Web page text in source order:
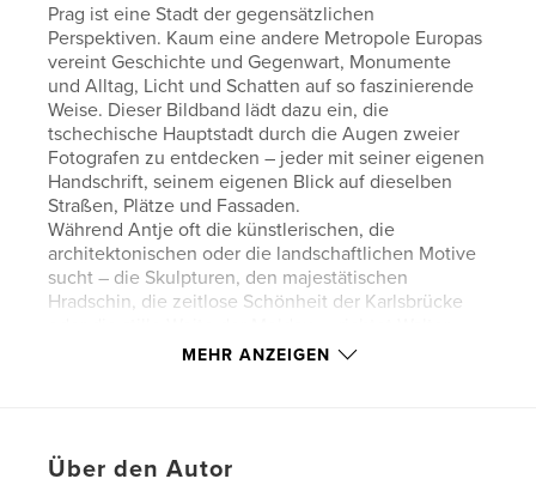
Prag ist eine Stadt der gegensätzlichen
Perspektiven. Kaum eine andere Metropole Europas
vereint Geschichte und Gegenwart, Monumente
und Alltag, Licht und Schatten auf so faszinierende
Weise. Dieser Bildband lädt dazu ein, die
tschechische Hauptstadt durch die Augen zweier
Fotografen zu entdecken – jeder mit seiner eigenen
Handschrift, seinem eigenen Blick auf dieselben
Straßen, Plätze und Fassaden.
Während Antje oft die künstlerischen, die
architektonischen oder die landschaftlichen Motive
sucht – die Skulpturen, den majestätischen
Hradschin, die zeitlose Schönheit der Karlsbrücke
den Fokus vorwiegend auf die flüchtigen
So entsteht ein fotografischer Dialog zwischen
MEHR ANZEIGEN
Über den Autor